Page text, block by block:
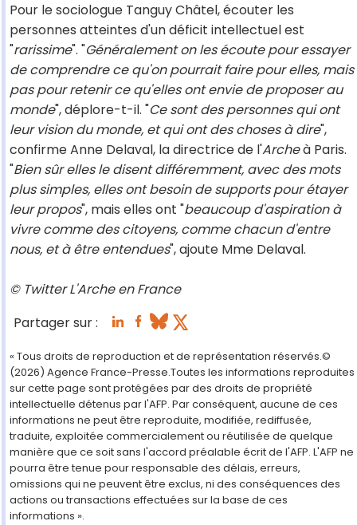
Pour le sociologue Tanguy Châtel, écouter les
personnes atteintes d'un déficit intellectuel est
"rarissime". "Généralement on les écoute pour essayer
de comprendre ce qu'on pourrait faire pour elles, mais
pas pour retenir ce qu'elles ont envie de proposer au
monde", déplore-t-il. "Ce sont des personnes qui ont
leur vision du monde, et qui ont des choses à dire",
confirme Anne Delaval, la directrice de l'Archeà Paris.
"Bien sûr elles le disent différemment, avec des mots
plus simples, elles ont besoin de supports pour étayer
leur propos", mais elles ont "beaucoup d'aspiration à
vivre comme des citoyens, comme chacun d'entre
nous, et à être entendues", ajoute Mme Delaval.
© Twitter L'Arche en France
Partager sur :
« Tous droits de reproduction et de représentation réservés.©
(2026) Agence France-Presse.Toutes les informations reproduites
sur cette page sont protégées par des droits de propriété
intellectuelle détenus par l'AFP. Par conséquent, aucune de ces
informations ne peut être reproduite, modifiée, rediffusée,
traduite, exploitée commercialement ou réutilisée de quelque
manière que ce soit sans l'accord préalable écrit de l'AFP. L'AFP ne
pourra être tenue pour responsable des délais, erreurs,
omissions qui ne peuvent être exclus, ni des conséquences des
actions ou transactions effectuées sur la base de ces
informations ».